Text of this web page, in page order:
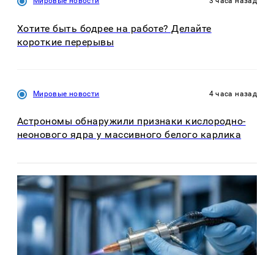
Хотите быть бодрее на работе? Делайте
короткие перерывы
Мировые новости 4 часа назад
Астрономы обнаружили признаки кислородно-
неонового ядра у массивного белого карлика